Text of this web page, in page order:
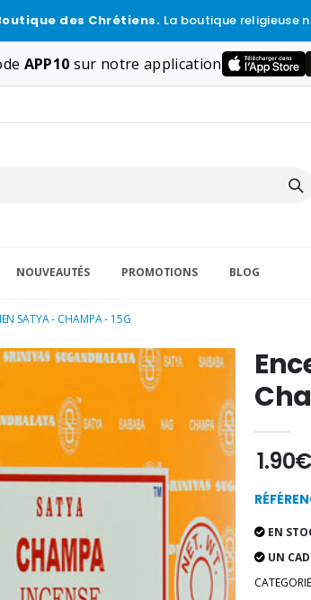
des Chrétiens. La boutique religieuse
APP10 sur notre application
NOUVEAUTÉS PROMOTIONS BLOG
SATYA - CHAMPA - 15G
1.90€
EN
UN